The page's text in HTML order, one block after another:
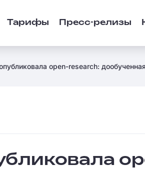
Тарифы Пресс-релизы
open-research: